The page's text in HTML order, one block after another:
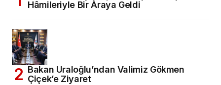
Hâmileriyle Bir Araya Geldi
Bakan Uraloğlu’ndan Valimiz Gökmen
Çiçek’e Ziyaret